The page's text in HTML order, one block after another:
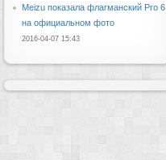
Meizu показала флагманский Pro 6
на официальном фото
2016-04-07 15:43